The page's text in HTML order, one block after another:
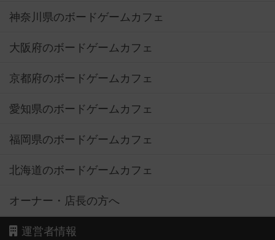
神奈川県のボードゲームカフェ
大阪府のボードゲームカフェ
京都府のボードゲームカフェ
愛知県のボードゲームカフェ
福岡県のボードゲームカフェ
北海道のボードゲームカフェ
オーナー・店長の方へ
運営者情報